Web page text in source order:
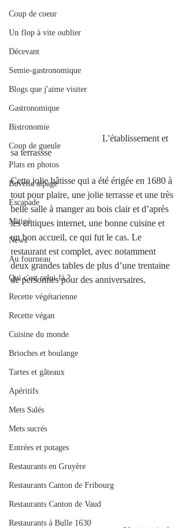
Coup de coeur
Un flop à vite oublier
Décevant
Semie-gastronomique
Blogs que j'aime visiter
Gastronomique
Bistronomie
Coup de gueule
Plats en photos
Buvette alpage
Escapade
Mitigé
News
Au fourneau
Qui c'est celui-là ?
Recette végétarienne
Recette végan
Cuisine du monde
Brioches et boulange
Tartes et gâteaux
Apéritifs
Mets Salés
Mets sucrés
Entrées et potages
Restaurants en Gruyère
Restaurants Canton de Fribourg
Restaurants Canton de Vaud
Restaurants à Bulle 1630
sa terrassse
Cette jolie bâtisse qui a été érigée en 1680 à
tout pour plaire, une jolie terrasse et une très
belle salle à manger au bois clair et d’après
les critiques internet, une bonne cuisine et
un bon accueil, ce qui fut le cas. Le
restaurant est complet, avec notamment
deux grandes tables de plus d’une trentaine
de personnes pour des anniversaires.